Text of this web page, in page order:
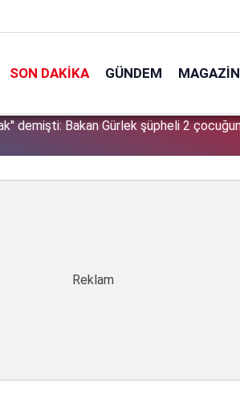
SON DAKIKA GÜNDEM MAGAZIN
kez kendi vatandaşlarını hedef aldı!